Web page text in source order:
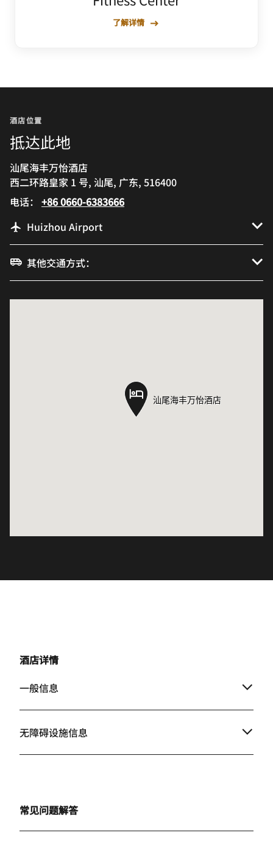
了解详情
酒店位置
抵达此地
汕尾海丰万怡酒店
西二环路皇家 1 号, 汕尾, 广东, 516400
电话： +86 0660-6383666
Huizhou Airport
其他交通方式：
汕尾海丰万怡酒店
汕尾海丰万怡酒店
酒店详情
一般信息
无障碍设施信息
常见问题解答